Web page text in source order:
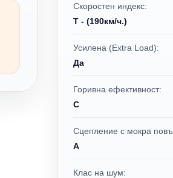
Скоростен индекс:
T - (190км/ч.)
Усилена (Extra Load):
Да
Горивна ефективност:
C
Сцепление с мокра
A
Клас на шум: